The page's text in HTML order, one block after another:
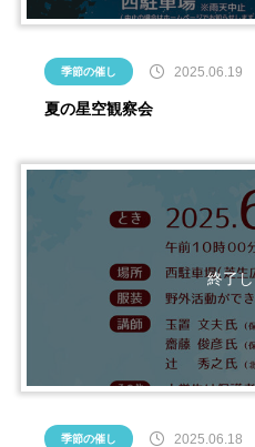
季節の催し 2025.06.19
夏の星空観察会
季節の催し 2025.06.18